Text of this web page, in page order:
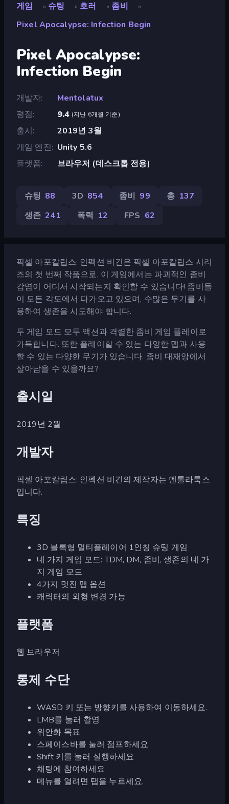
게임 » 슈팅 » 호러 » 좀비 »
Pixel Apocalypse: Infection Begin
Pixel Apocalypse:
Infection Begin
개발자
Mentolatux
평점
9.4 (지난 6개월 기준)
출시
2019년 3월
게임 엔진
Unity 5.6
플랫폼
브라우저 (데스크톱 전용)
슈팅 88 3D 854 좀비 99 총 137
생존 241 폭력 12 FPS 62
픽셀 아포칼립스: 인펙션 비긴은 픽셀 아포칼립스 시리
즈의 첫 번째 작품으로, 이 게임에서는 파괴적인 좀비
감염이 어디서 시작되는지 확인할 수 있습니다! 좀비들
이 모든 각도에서 다가오고 있으며, 수많은 무기를 사
용하여 생존을 시도해야 합니다.
두 게임 모드 모두 액션과 격렬한 좀비 게임 플레이로
가득합니다. 또한 플레이할 수 있는 다양한 맵과 사용
할 수 있는 다양한 무기가 있습니다. 좀비 대재앙에서
살아남을 수 있을까요?
출시일
2019년 2월
개발자
픽셀 아포칼립스: 인펙션 비긴의 제작자는 멘톨라툭스
입니다.
특징
3D 블록형 멀티플레이어 1인칭 슈팅 게임
네 가지 게임 모드: TDM, DM, 좀비, 생존의 네 가
지 게임 모드
4가지 멋진 맵 옵션
캐릭터의 외형 변경 가능
플랫폼
웹 브라우저
통제 수단
WASD 키 또는 방향키를 사용하여 이동하세요.
LMB를 눌러 촬영
위안화 목표
스페이스바를 눌러 점프하세요
Shift 키를 눌러 실행하세요
채팅에 참여하세요
메뉴를 열려면 탭을 누르세요.